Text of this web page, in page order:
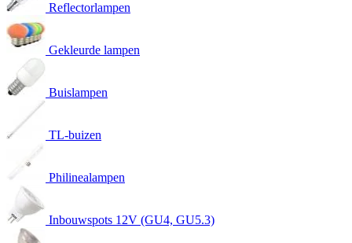
Reflectorlampen
Gekleurde lampen
Buislampen
TL-buizen
Philinealampen
Inbouwspots 12V (GU4, GU5.3)